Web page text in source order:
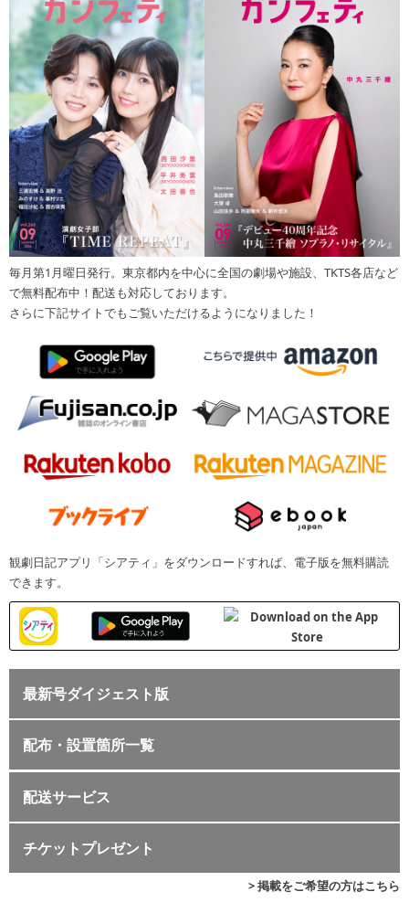
毎月第1月曜日発行。東京都内を中心に全国の劇場や施設、TKTS各店など
で無料配布中！配送も対応しております。
さらに下記サイトでもご覧いただけるようになりました！
観劇日記アプリ「シアティ」をダウンロードすれば、電子版を無料購読
できます。
最新号ダイジェスト版
配布・設置箇所一覧
配送サービス
チケットプレゼント
> 掲載をご希望の方はこちら